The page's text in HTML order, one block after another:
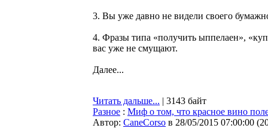
3. Вы уже давно не видели своего
4. Фразы типа «получить ыппелаен»,
вас уже не смущают.
Далее...
Читать дальше... | 3143 байт
Разное : Миф о том, что красное вино
Автор: CaneCorso в 28/05/2015 07:00:00 (